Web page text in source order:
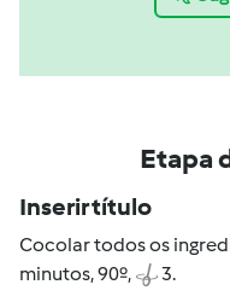
Etapa
Inserir título
Cocolar todos os
minutos, 90º,
3.